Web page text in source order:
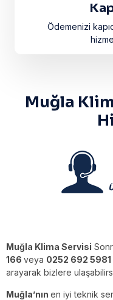
Ödemenizi
Muğla
Muğla Klima Servisi
166 veya 0252 692 5981
arayarak bizlere
Muğla’nın en iyi teknik